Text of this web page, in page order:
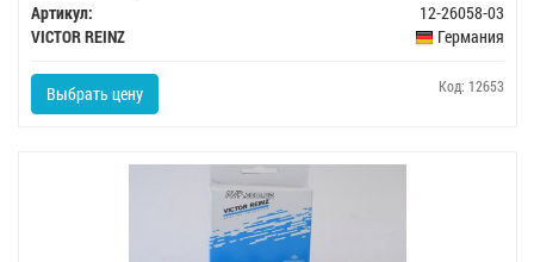
Артикул:
12-26058-03
VICTOR REINZ
Германия
Выбрать цену Код: 12653